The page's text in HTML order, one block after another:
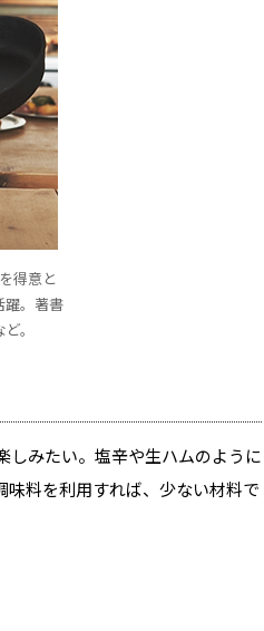
得意と
躍。著書
。
しみたい。塩辛や生ハムのように
料を利用すれば、少ない材料で